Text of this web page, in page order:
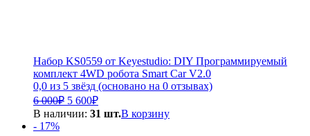
Набор KS0559 от Keyestudio: DIY Программируемый
комплект 4WD робота Smart Car V2.0
0,0 из 5 звёзд (основано на 0 отзывах)
6 000₽ Первоначальная
цена
5 600₽Текущая
цена:
В наличии: 31 шт.В корзину
- 17%